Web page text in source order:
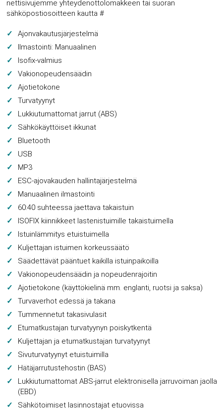
nettisivujemme yhteydenottolomakkeen tai suoran
sähköpostiosoitteen kautta #
Ajonvakautusjärjestelmä
Ilmastointi: Manuaalinen
Isofix-valmius
Vakionopeudensäädin
Ajotietokone
Turvatyynyt
Lukkiutumattomat jarrut (ABS)
Sähkökäyttöiset ikkunat
Bluetooth
USB
MP3
ESC-ajovakauden hallintajärjestelmä
Manuaalinen ilmastointi
60:40 suhteessa jaettava takaistuin
ISOFIX kiinnikkeet lastenistuimille takaistuimella
Istuinlämmitys etuistuimella
Kuljettajan istuimen korkeussäätö
Säädettävät pääntuet kaikilla istuinpaikoilla
Vakionopeudensäädin ja nopeudenrajoitin
Ajotietokone (käyttökielinä mm. englanti, ruotsi ja saksa)
Turvaverhot edessä ja takana
Tummennetut takasivulasit
Etumatkustajan turvatyynyn poiskytkentä
Kuljettajan ja etumatkustajan turvatyynyt
Sivuturvatyynyt etuistuimilla
Hätäjarrutustehostin (BAS)
Lukkiutumattomat ABS-jarrut elektronisella jarruvoiman jaolla
(EBD)
Sähkötoimiset lasinnostajat etuovissa